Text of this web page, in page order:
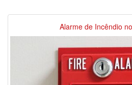
Alarme de Incêndio